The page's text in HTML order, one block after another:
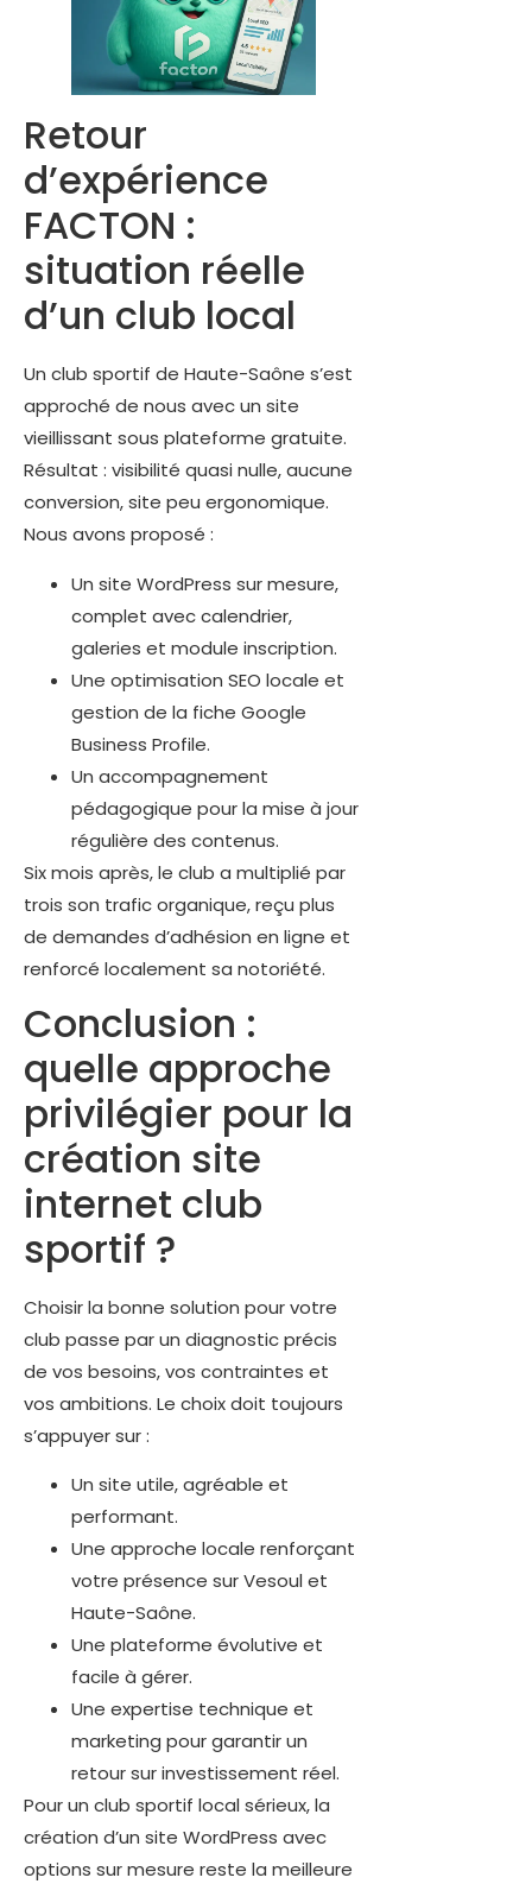
Retour
d’expérience
FACTON :
situation réelle
d’un club local
Un club sportif de Haute-Saône s’est
approché de nous avec un site
vieillissant sous plateforme gratuite.
Résultat : visibilité quasi nulle, aucune
conversion, site peu ergonomique.
Nous avons proposé :
Un site WordPress sur mesure,
complet avec calendrier,
galeries et module inscription.
Une optimisation SEO locale et
gestion de la fiche Google
Business Profile.
Un accompagnement
pédagogique pour la mise à jour
régulière des contenus.
Six mois après, le club a multiplié par
trois son trafic organique, reçu plus
de demandes d’adhésion en ligne et
renforcé localement sa notoriété.
Conclusion :
quelle approche
privilégier pour la
création site
internet club
sportif ?
Choisir la bonne solution pour votre
club passe par un diagnostic précis
de vos besoins, vos contraintes et
vos ambitions. Le choix doit toujours
s’appuyer sur :
Un site utile, agréable et
performant.
Une approche locale renforçant
votre présence sur Vesoul et
Haute-Saône.
Une plateforme évolutive et
facile à gérer.
Une expertise technique et
marketing pour garantir un
retour sur investissement réel.
Pour un club sportif local sérieux, la
création d’un site WordPress avec
options sur mesure reste la meilleure